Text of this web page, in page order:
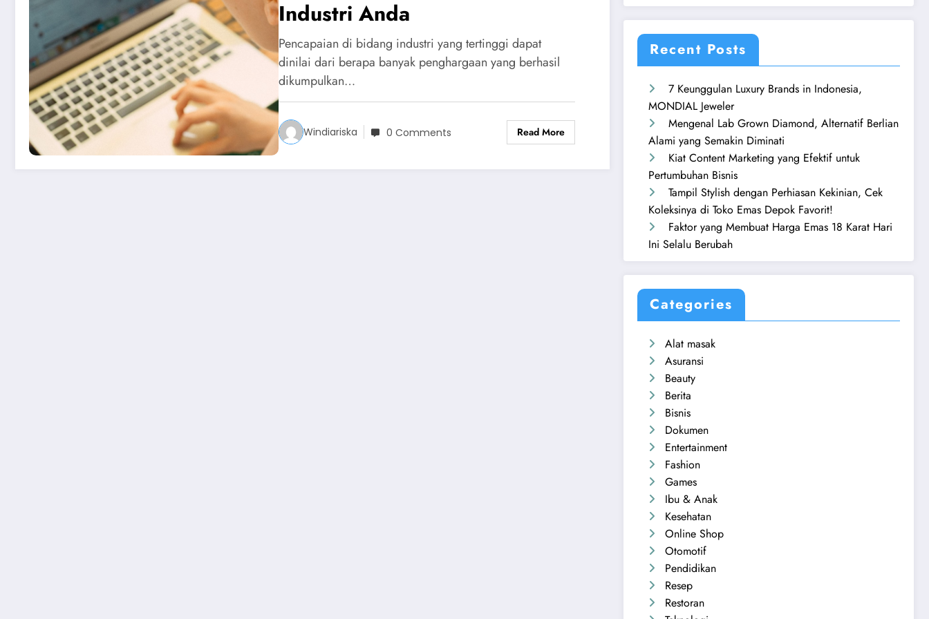
Industri Anda
Pencapaian di bidang industri yang tertinggi dapat
dinilai dari berapa banyak penghargaan yang berhasil
dikumpulkan…
Windiariska 0 Comments Read More
Recent Posts
7 Keunggulan Luxury Brands in Indonesia,
MONDIAL Jeweler
Mengenal Lab Grown Diamond, Alternatif Berlian
Alami yang Semakin Diminati
Kiat Content Marketing yang Efektif untuk
Pertumbuhan Bisnis
Tampil Stylish dengan Perhiasan Kekinian, Cek
Koleksinya di Toko Emas Depok Favorit!
Faktor yang Membuat Harga Emas 18 Karat Hari
Ini Selalu Berubah
Categories
Alat masak
Asuransi
Beauty
Berita
Bisnis
Dokumen
Entertainment
Fashion
Games
Ibu & Anak
Kesehatan
Online Shop
Otomotif
Pendidikan
Resep
Restoran